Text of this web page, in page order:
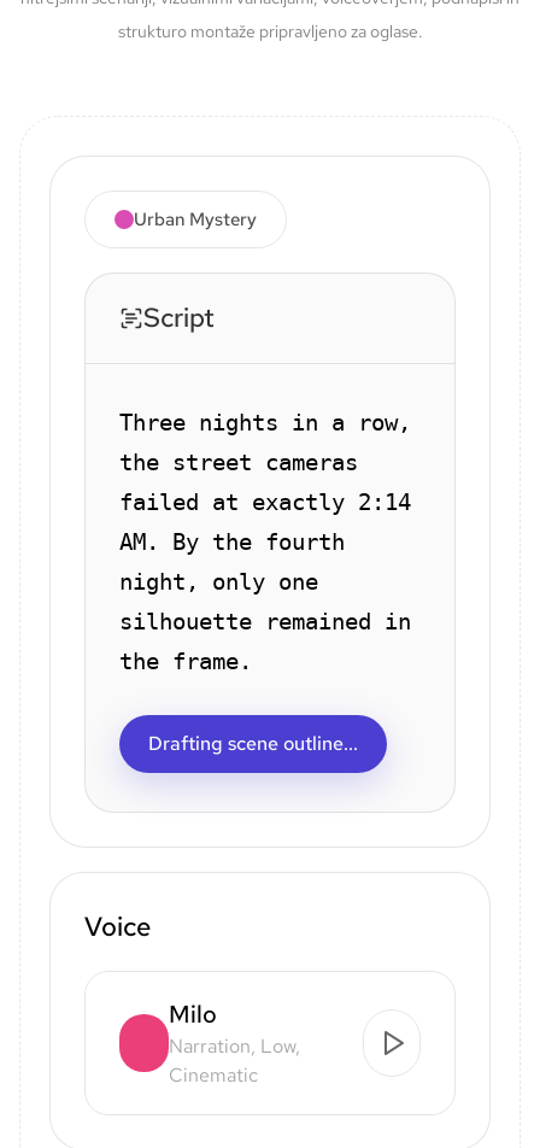
strukturo montaže pripravljeno za oglase.
Urban Mystery
Script
Three nights in a row,
the street cameras
failed at exactly 2:14
AM. By the fourth
night, only one
silhouette remained in
the frame.
Drafting scene outline...
Voice
Milo
Narration, Low,
Cinematic